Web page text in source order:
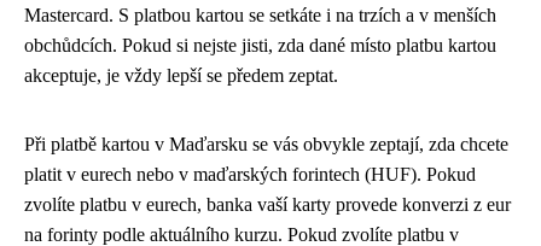
Mastercard. S platbou kartou se setkáte i na trzích a v menších
obchůdcích. Pokud si nejste jisti, zda dané místo platbu kartou
akceptuje, je vždy lepší se předem zeptat.
Při platbě kartou v Maďarsku se vás obvykle zeptají, zda chcete
platit v eurech nebo v maďarských forintech (HUF). Pokud
zvolíte platbu v eurech, banka vaší karty provede konverzi z eur
na forinty podle aktuálního kurzu. Pokud zvolíte platbu v